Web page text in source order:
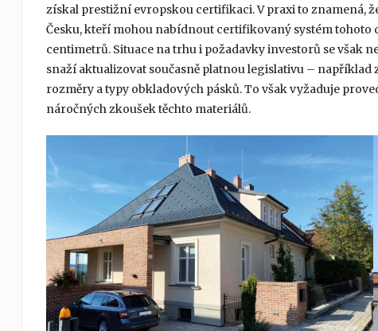
získal prestižní evropskou certifikaci. V praxi to znamená,
Česku, kteří mohou nabídnout certifikovaný systém tohoto
centimetrů. Situace na trhu i požadavky investorů se však
snaží aktualizovat současně platnou legislativu –
rozměry a typy obkladových pásků. To však vyžaduje
náročných zkoušek těchto materiálů.